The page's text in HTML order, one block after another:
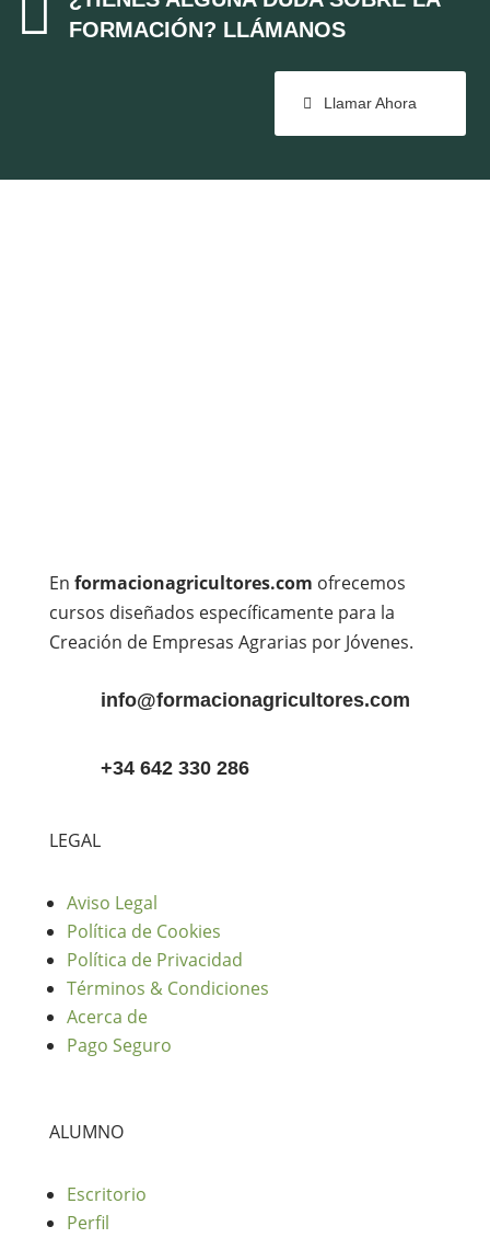

FORMACIÓN? LLÁMANOS
Llamar Ahora
En formacionagricultores.com ofrecemos
cursos diseñados específicamente para la
Creación de Empresas Agrarias por Jóvenes.
info@formacionagricultores.com
+34 642 330 286
LEGAL
Aviso Legal
Política de Cookies
Política de Privacidad
Términos & Condiciones
Acerca de
Pago Seguro
ALUMNO
Escritorio
Perfil